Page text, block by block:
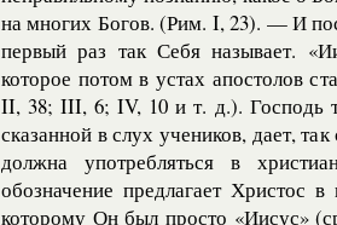
на многих Богов. (Рим. I, 23). — И
первый раз так Себя называет.
которое потом в устах апостолов
II, 38; III, 6; IV, 10 и т. д.). Господь
сказанной в слух учеников, дает,
должна употребляться в
обозначение предлагает Христос
которому Он был просто «Иисус»